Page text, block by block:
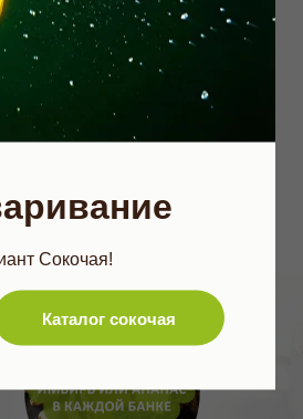
Сокочая!
Каталог сокочая